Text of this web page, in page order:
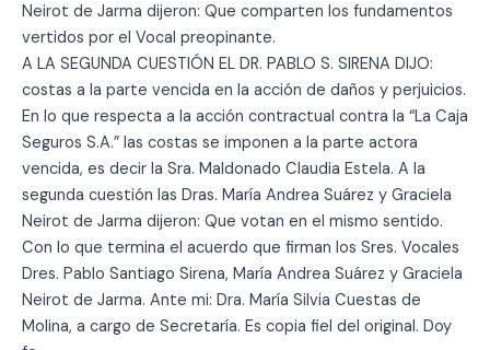
Neirot de Jarma dijeron: Que comparten los fundamentos
vertidos por el Vocal preopinante.
A LA SEGUNDA CUESTIÓN EL DR. PABLO S. SIRENA DIJO:
costas a la parte vencida en la acción de daños y perjuicios.
En lo que respecta a la acción contractual contra la “La Caja
Seguros S.A.” las costas se imponen a la parte actora
vencida, es decir la Sra. Maldonado Claudia Estela. A la
segunda cuestión las Dras. María Andrea Suárez y Graciela
Neirot de Jarma dijeron: Que votan en el mismo sentido.
Con lo que termina el acuerdo que firman los Sres. Vocales
Dres. Pablo Santiago Sirena, María Andrea Suárez y Graciela
Neirot de Jarma. Ante mi: Dra. María Silvia Cuestas de
Molina, a cargo de Secretaría. Es copia fiel del original. Doy